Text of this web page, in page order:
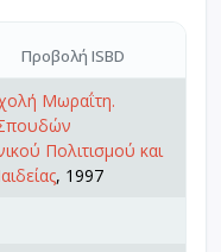
Προβολή ISBD
Μωραΐτη.
Σπουδών
Πολιτισμού και
, 1997